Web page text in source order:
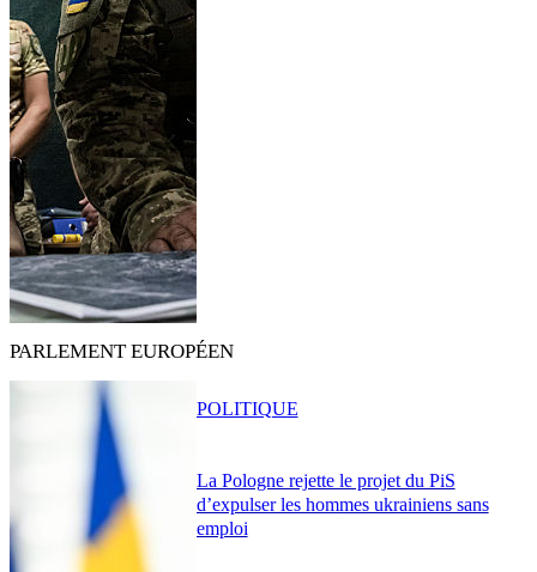
PARLEMENT EUROPÉEN
La Pologne rejette le projet du PiS
d’expulser les hommes ukrainiens sans
emploi
POLITIQUE